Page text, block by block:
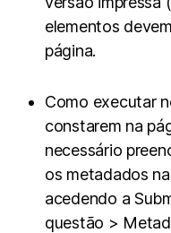
elementos
página.
Como executar
constarem na
necessário
os metadados
acedendo a
questão >